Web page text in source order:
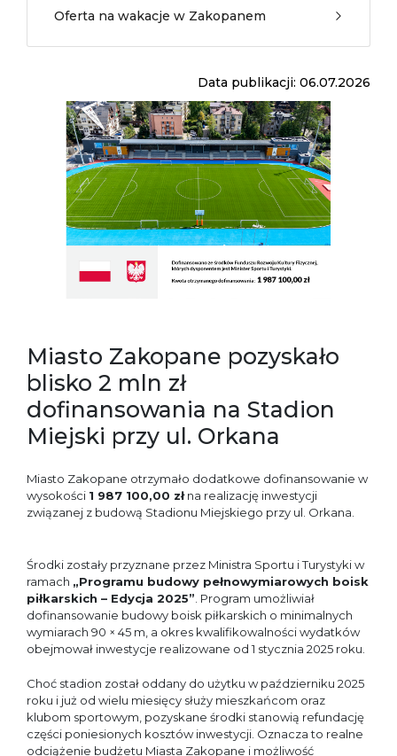
Oferta na wakacje w Zakopanem
Data publikacji: 06.07.2026
Miasto Zakopane pozyskało
blisko 2 mln zł
dofinansowania na Stadion
Miejski przy ul. Orkana
Miasto Zakopane otrzymało dodatkowe dofinansowanie w
wysokości 1 987 100,00 złna realizację inwestycji
związanej z budową Stadionu Miejskiego przy ul. Orkana.
Środki zostały przyznane przez Ministra Sportu i Turystyki w
ramach „Programu budowy pełnowymiarowych boisk
piłkarskich – Edycja 2025”. Program umożliwiał
dofinansowanie budowy boisk piłkarskich o minimalnych
wymiarach 90 × 45 m, a okres kwalifikowalności wydatków
obejmował inwestycje realizowane od 1 stycznia 2025 roku.
Choć stadion został oddany do użytku w październiku 2025
roku i już od wielu miesięcy służy mieszkańcom oraz
klubom sportowym, pozyskane środki stanowią refundację
części poniesionych kosztów inwestycji. Oznacza to realne
odciążenie budżetu Miasta Zakopane i możliwość